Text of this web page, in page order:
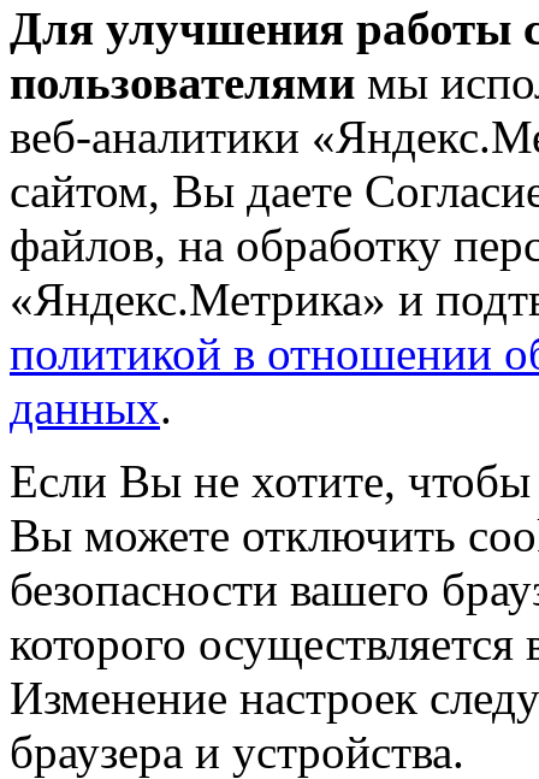
Для улучшения работы
пользователями мы
веб-аналитики
сайтом, Вы даете
файлов, на обработку
«Яндекс.Метрика» и
политикой в отношении
данных.
Если Вы не хотите,
Вы можете отключить
безопасности вашего
которого
Изменение настроек
браузера и устройства.